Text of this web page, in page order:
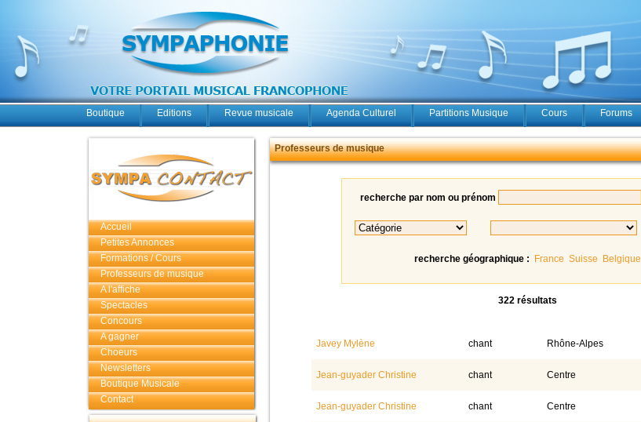
Boutique Editions Revue musicale Agenda Culturel Partitions Musique Cours Forums
Accueil
Petites Annonces
Formations / Cours
Professeurs de musique
A l'affiche
Spectacles
Concours
A gagner
Choeurs
Newsletters
Boutique Musicale
Contact
Professeurs de musique
recherche par nom ou prénom
recherche géographique : France Suisse Belgique
322 résultats
Javey Mylène chant Rhône-Alpes
Jean-guyader Christine chant Centre
Jean-guyader Christine chant Centre